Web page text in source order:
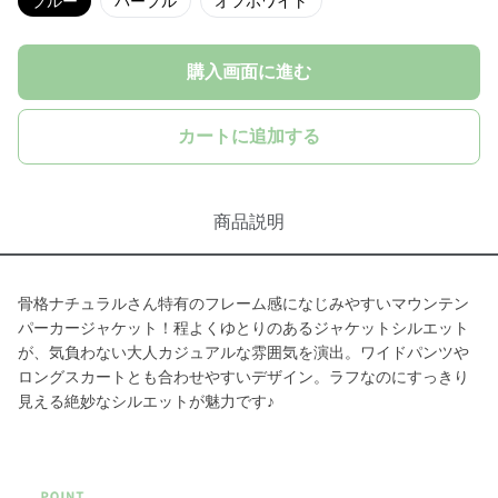
購入画面に進む
カートに追加する
商品説明
骨格ナチュラルさん特有のフレーム感になじみやすいマウンテン
パーカージャケット！程よくゆとりのあるジャケットシルエット
が、気負わない大人カジュアルな雰囲気を演出。ワイドパンツや
ロングスカートとも合わせやすいデザイン。ラフなのにすっきり
見える絶妙なシルエットが魅力です♪